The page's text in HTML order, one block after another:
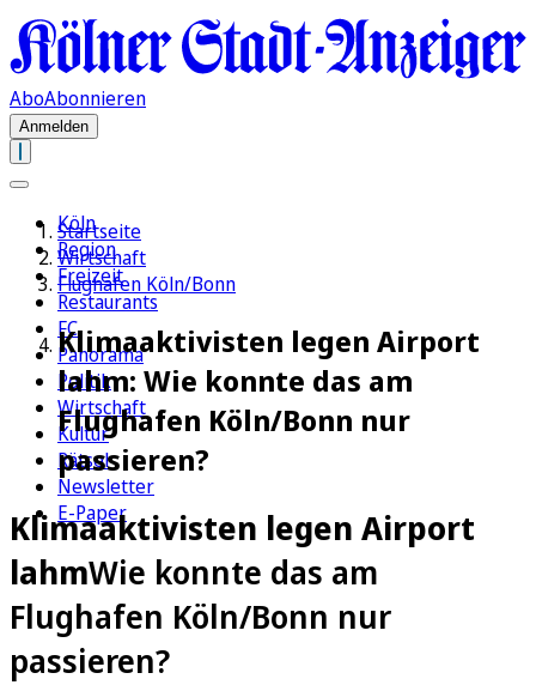
AboAbonnieren
Anmelden
Köln
Region
Freizeit
Restaurants
FC
Panorama
Politik
Wirtschaft
Kultur
Rätsel
Newsletter
E-Paper
Startseite
Wirtschaft
Flughafen Köln/Bonn
Klimaaktivisten legen Airport
lahm: Wie konnte das am
Flughafen Köln/Bonn nur
passieren?
Klimaaktivisten legen Airport
lahmWie konnte das am
Flughafen Köln/Bonn nur
passieren?